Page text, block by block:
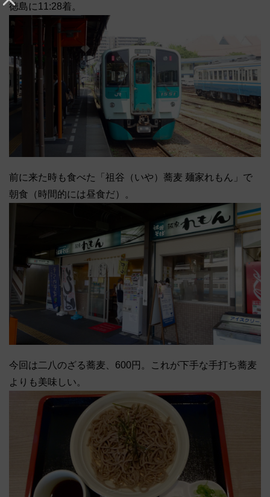
徳島に11:28着。
前に来た時も食べた「祖谷（いや）蕎麦 麺家れもん」で
朝食（時間的には昼食だ）。
今回は二八のざる蕎麦、600円。これが下手な手打ち蕎麦
よりも美味しい。